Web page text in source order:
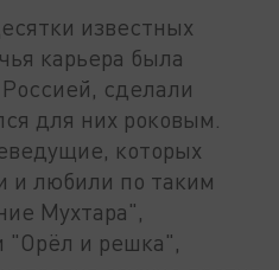
известных
карьера была
сделали
для них роковым.
которых
и любили по таким
Мухтара",
"Орёл и решка",